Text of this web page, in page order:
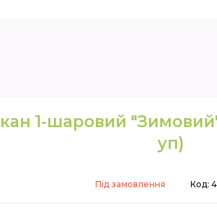
1-шаровий
уп)
Під замовлення Код: